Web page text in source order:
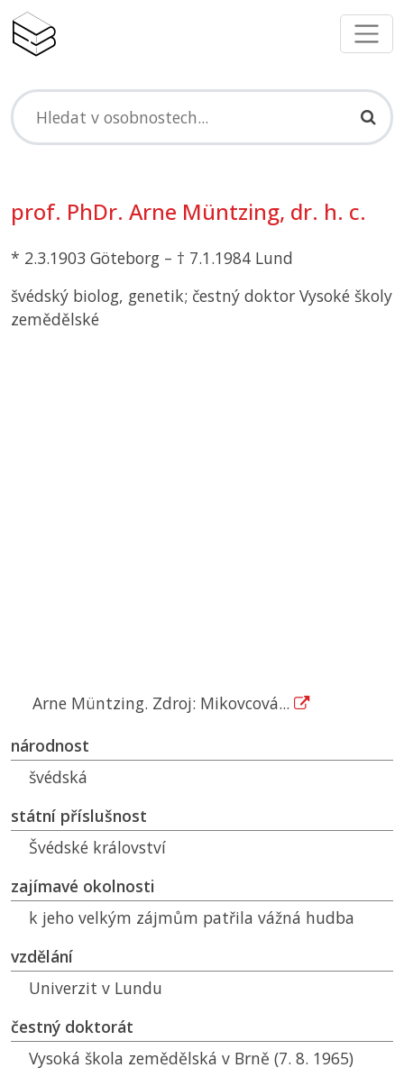
prof. PhDr. Arne Müntzing, dr. h. c.
* 2.3.1903 Göteborg – † 7.1.1984 Lund
švédský biolog, genetik; čestný doktor Vysoké školy
zemědělské
Arne Müntzing. Zdroj: Mikovcová...
národnost
švédská
státní příslušnost
Švédské království
zajímavé okolnosti
k jeho velkým zájmům patřila vážná hudba
vzdělání
Univerzit v Lundu
čestný doktorát
Vysoká škola zemědělská v Brně (7. 8. 1965)